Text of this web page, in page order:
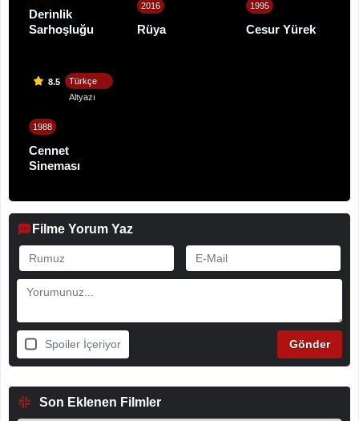
Derinlik
Sarhoşluğu
2016
Rüya
1995
Cesur Yürek
8.5
Türkçe
Altyazı
1988
Cennet
Sineması
Filme Yorum Yaz
Spoiler İçeriyor
Son Eklenen Filmler